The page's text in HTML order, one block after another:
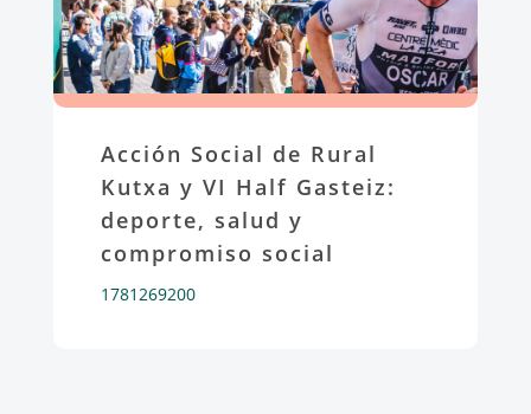
Acción Social de Rural
Kutxa y VI Half Gasteiz:
deporte, salud y
compromiso social
1781269200